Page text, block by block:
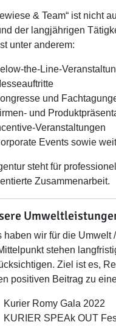
& Team“ ist nicht
der langjährigen
unter anderem:
the-Line-
und
und
Veranstaltungen
Events sowie
steht für
Zusammenarbeit.
haben wir für die Umwelt
stehen
Ziel ist es,
positiven Beitrag zu
Kurier Romy Gala 2022
KURIER SPEAk OUT